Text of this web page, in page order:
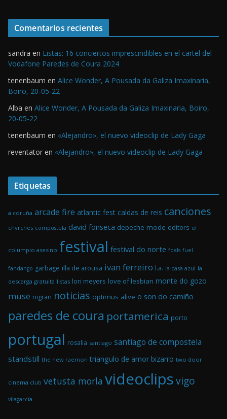
Comentarios recientes
sandra en Listas: 16 conciertos imprescindibles en el cartel del
Vodafone Paredes de Coura 2024
tenenbaum en Alice Wonder, A Pousada da Galiza Imaxinaria,
Boiro, 20-05-22
Alba en Alice Wonder, A Pousada da Galiza Imaxinaria, Boiro,
20-05-22
tenenbaum en «Alejandro», el nuevo videoclip de Lady Gaga
reventator en «Alejandro», el nuevo videoclip de Lady Gaga
Etiquetas
a coruña arcade fire atlantic fest caldas de reis canciones
chvrches compostela david fonseca depeche mode editors el
columpio asesino festival festival do norte foals fuel
fandango garbage illa de arousa ivan ferreiro l.a. la casa azul la
descarga gratuita listas lori meyers love of lesbian monte do gozo
muse nigran noticias optimus alive o son do camiño
paredes de coura portamerica porto
portugal rosalia santiago santiago de compostela
standstill the new raemon triangulo de amor bizarro two door
cinema club vetusta morla videoclipsvigo
vilagarcía